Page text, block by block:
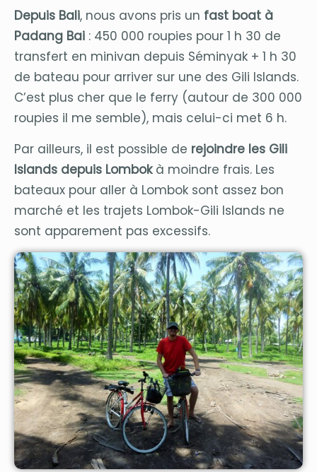
Depuis Bali, nous avons pris un fast boat à
Padang Bai : 450 000 roupies pour 1 h 30 de
transfert en minivan depuis Séminyak + 1 h 30
de bateau pour arriver sur une des Gili Islands.
C’est plus cher que le ferry (autour de 300 000
roupies il me semble), mais celui-ci met 6 h.
Par ailleurs, il est possible de rejoindre les Gili
Islands depuis Lombokà moindre frais. Les
bateaux pour aller à Lombok sont assez bon
marché et les trajets Lombok-Gili Islands ne
sont apparement pas excessifs.